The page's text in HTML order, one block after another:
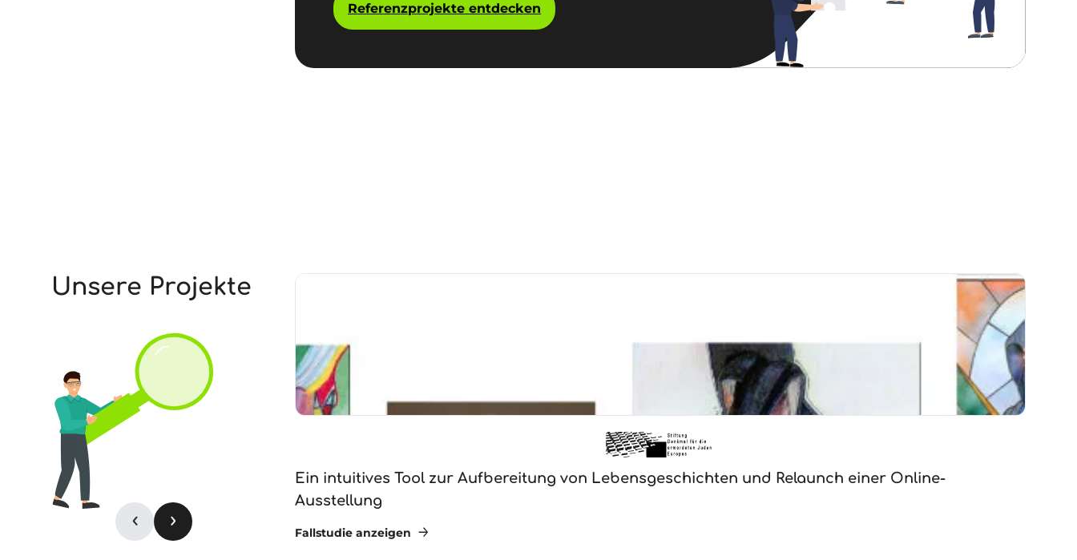
Referenzprojekte entdecken
Unsere Projekte
Ein intuitives Tool zur Aufbereitung von Lebensgeschichten und Relaunch einer Online-
Ausstellung
Fallstudie anzeigen
Vorherige Slide
Nächste Slide